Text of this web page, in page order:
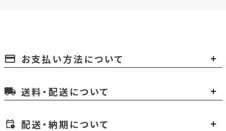
payment お支払い方法について
local_shipping 送料・配送について
配送・納期について